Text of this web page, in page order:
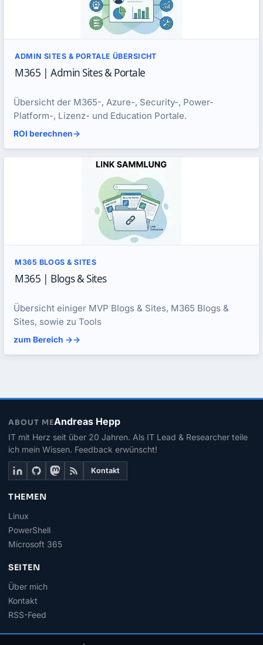
ADMIN SITES & PORTALE ÜBERSICHT
M365 | Admin Sites & Portale
Übersicht der M365-, Azure-, Security-, Power-
Platform-, Lizenz- und Education Portale.
ROI berechnen->
M365 BLOGS & SITES
M365 | Blogs & Sites
Übersicht einiger MVP Blogs & Sites, M365 Blogs &
Sites, sowie zu Tools
zum Bereich ->->
ABOUT MEAndreas Hepp
IT mit Herz seit über 20 Jahren. Als IT Lead & Researcher teile
ich mein Wissen. Feedback erwünscht!
Kontakt
THEMEN
Linux
PowerShell
Microsoft 365
SEITEN
Über mich
Kontakt
RSS-Feed